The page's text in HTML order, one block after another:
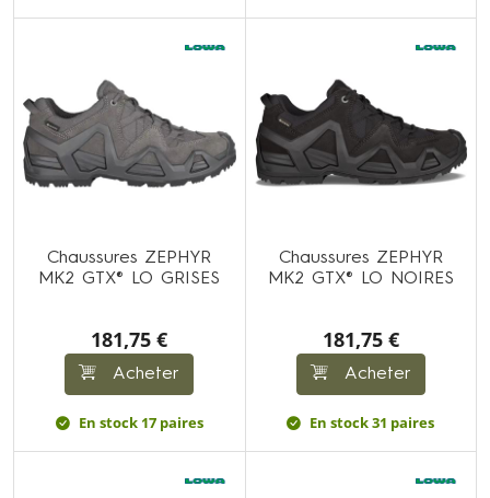
Chaussures ZEPHYR
MK2 GTX® LO GRISES
181,75 €
Acheter
En stock 17 paires
Chaussures ZEPHYR
MK2 GTX® LO NOIRES
181,75 €
Acheter
En stock 31 paires